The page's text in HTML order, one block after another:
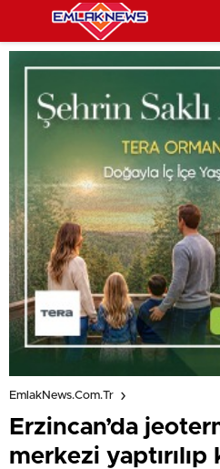
EmlakNews.com.tr
Erzincan’da
merkezi yaptırılıp